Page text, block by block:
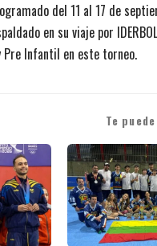
del 11 al 17 de
en su viaje por
Pre Infantil en este torneo.
Te